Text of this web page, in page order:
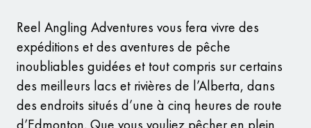
Reel Angling Adventures vous fera vivre des
expéditions et des aventures de pêche
inoubliables guidées et tout compris sur certains
des meilleurs lacs et rivières de l’Alberta, dans
des endroits situés d’une à cinq heures de route
d’Edmonton. Que vous vouliez pêcher en plein